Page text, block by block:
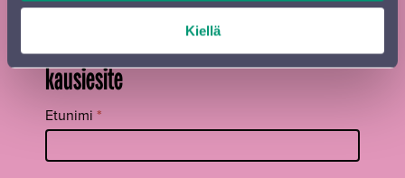
Kiellä
Tilaa Sinfonia Lahden uutiskirje ja
kausiesite
Tilaa
uutiskirje
footer FI
Etunimi *